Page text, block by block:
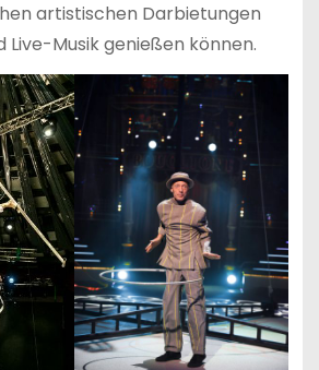
artistischen Darbietungen
Live-Musik genießen können.